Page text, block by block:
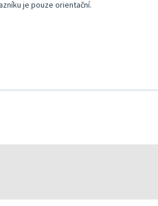
je pouze orientační.